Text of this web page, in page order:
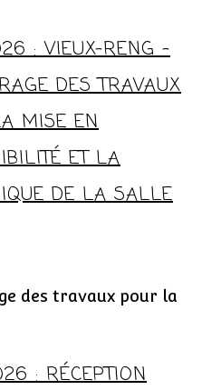
: VIEUX-RENG –
DES TRAVAUX
MISE EN
ET LA
DE LA SALLE
des travaux pour la
: RÉCEPTION